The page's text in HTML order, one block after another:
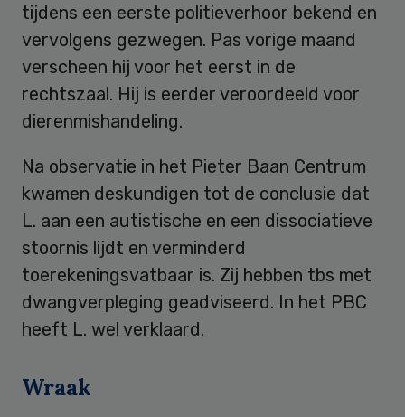
tijdens een eerste politieverhoor bekend en
vervolgens gezwegen. Pas vorige maand
verscheen hij voor het eerst in de
rechtszaal. Hij is eerder veroordeeld voor
dierenmishandeling.
Na observatie in het Pieter Baan Centrum
kwamen deskundigen tot de conclusie dat
L. aan een autistische en een dissociatieve
stoornis lijdt en verminderd
toerekeningsvatbaar is. Zij hebben tbs met
dwangverpleging geadviseerd. In het PBC
heeft L. wel verklaard.
Wraak